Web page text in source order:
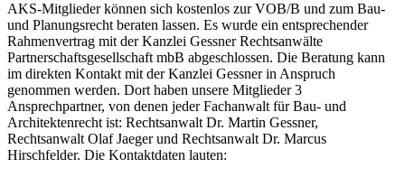
AKS-Mitglieder können sich kostenlos zur VOB/B und zum Bau-
und Planungsrecht beraten lassen. Es wurde ein entsprechender
Rahmenvertrag mit der Kanzlei Gessner Rechtsanwälte
Partnerschaftsgesellschaft mbB abgeschlossen. Die Beratung kann
im direkten Kontakt mit der Kanzlei Gessner in Anspruch
genommen werden. Dort haben unsere Mitglieder 3
Ansprechpartner, von denen jeder Fachanwalt für Bau- und
Architektenrecht ist: Rechtsanwalt Dr. Martin Gessner,
Rechtsanwalt Olaf Jaeger und Rechtsanwalt Dr. Marcus
Hirschfelder. Die Kontaktdaten lauten: